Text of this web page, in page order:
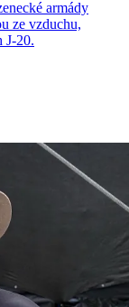
armády
ze vzduchu,
J-20.